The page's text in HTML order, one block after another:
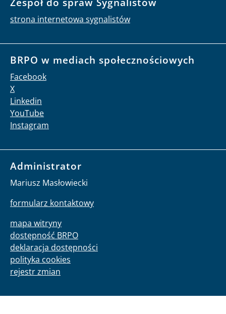
strona internetowa sygnalistów
BRPO w mediach społecznościowych
Facebook
X
Linkedin
YouTube
Instagram
Administrator
Mariusz Masłowiecki
formularz kontaktowy
mapa witryny
dostępność BRPO
deklaracja dostępności
polityka cookies
rejestr zmian